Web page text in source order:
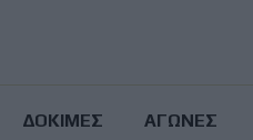
ΔΟΚΙΜΕΣ ΑΓΩΝΕΣ